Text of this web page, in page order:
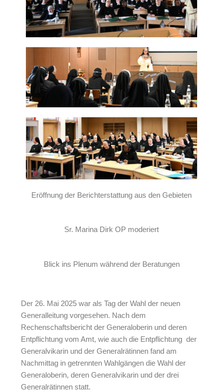
Eröffnung der Berichterstattung aus den Gebieten
Sr. Marina Dirk OP moderiert
Blick ins Plenum während der Beratungen
Der 26. Mai 2025 war als Tag der Wahl der neuen
Generalleitung vorgesehen. Nach dem
Rechenschaftsbericht der Generaloberin und deren
Entpflichtung vom Amt, wie auch die Entpflichtung der
Generalvikarin und der Generalrätinnen fand am
Nachmittag in getrennten Wahlgängen die Wahl der
Generaloberin, deren Generalvikarin und der drei
Generalrätinnen statt.